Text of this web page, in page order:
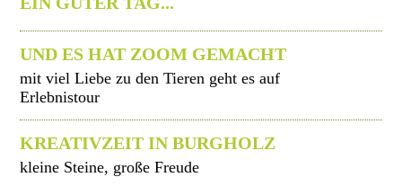
UND ES HAT ZOOM GEMACHT
mit viel Liebe zu den Tieren geht es auf
Erlebnistour
KREATIVZEIT IN BURGHOLZ
kleine Steine, große Freude